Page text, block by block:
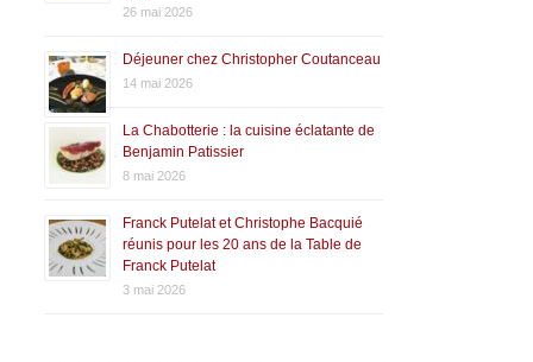
26 mai 2026
Déjeuner chez Christopher Coutanceau
14 mai 2026
La Chabotterie : la cuisine éclatante de
Benjamin Patissier
8 mai 2026
Franck Putelat et Christophe Bacquié
réunis pour les 20 ans de la Table de
Franck Putelat
3 mai 2026